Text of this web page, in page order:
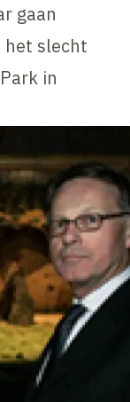
gaan
het slecht
in